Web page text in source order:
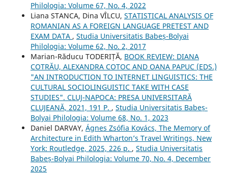
Philologia: Volume 67, No. 4, 2022
Liana STANCA, Dina VÎLCU, STATISTICAL ANALYSIS OF
ROMANIAN AS A FOREIGN LANGUAGE PRETEST AND
EXAM DATA , Studia Universitatis Babeș-Bolyai
Philologia: Volume 62, No. 2, 2017
Marian-Răducu TODERIȚĂ, BOOK REVIEW: DIANA
COTRĂU, ALEXANDRA COTOC AND OANA PAPUC (EDS.)
"AN INTRODUCTION TO INTERNET LINGUISTICS: THE
CULTURAL SOCIOLINGUISTIC TAKE WITH CASE
STUDIES". CLUJ-NAPOCA: PRESA UNIVERSITARĂ
CLUJEANĂ, 2021, 191 P. , Studia Universitatis Babeș-
Bolyai Philologia: Volume 68, No. 1, 2023
Daniel DARVAY, Ágnes Zsófia Kovács, The Memory of
Architecture in Edith Wharton’s Travel Writings, New
York: Routledge, 2025, 226 p. , Studia Universitatis
Babeș-Bolyai Philologia: Volume 70, No. 4, December
2025